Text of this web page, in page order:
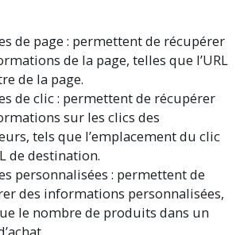
de page : permettent de récupérer
de la page, telles que l’URL
de la page.
de clic : permettent de récupérer
sur les clics des
tels que l’emplacement du clic
de destination.
personnalisées : permettent de
des informations personnalisées,
le nombre de produits dans un